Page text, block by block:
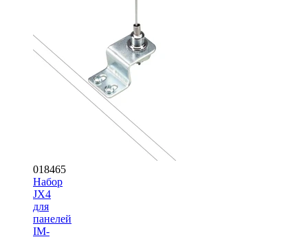
018465
Набор
JX4
для
панелей
IM-